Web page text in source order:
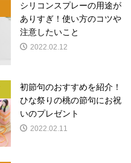
シリコンスプレーの用途が
ありすぎ！使い方のコツや
注意したいこと
2022.02.12
初節句のおすすめを紹介！
ひな祭りの桃の節句にお祝
いのプレゼント
2022.02.11